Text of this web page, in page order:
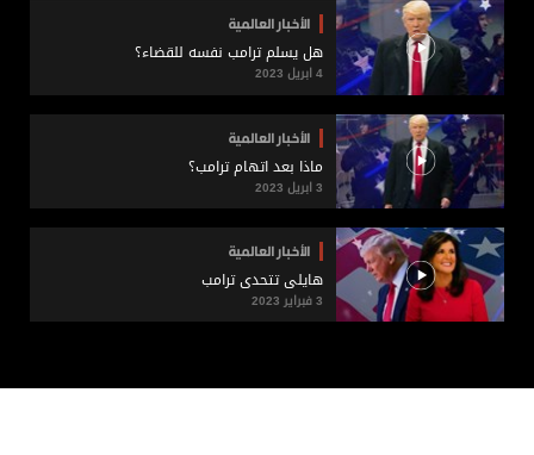
الأخبار العالمية
هل يسلم ترامب نفسه للقضاء؟
4 ابريل 2023
الأخبار العالمية
ماذا بعد اتهام ترامب؟
3 ابريل 2023
الأخبار العالمية
هايلي تتحدى ترامب
3 فبراير 2023